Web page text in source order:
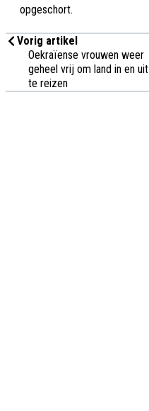
opgeschort.
Vorig artikel
Oekraïense vrouwen weer
geheel vrij om land in en uit
te reizen